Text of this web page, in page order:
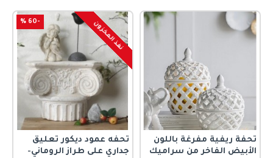
تحفة ريفية مفرغة باللون
الأبيض الفاخر من سراميك
-60 % نفذ المخزون
تحفه عمود ديكور تعليق
جداري على طراز الروماني-